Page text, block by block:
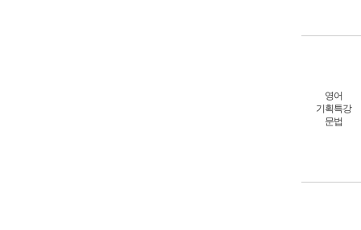
영어
기획특강
문법